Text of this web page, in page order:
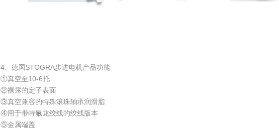
4、德国STOGRA步进电机产品功能
①真空至10-6托
②裸露的定子表面
③真空兼容的特殊滚珠轴承润滑脂
④用于带特氟龙绞线的绞线版本
⑤金属端盖